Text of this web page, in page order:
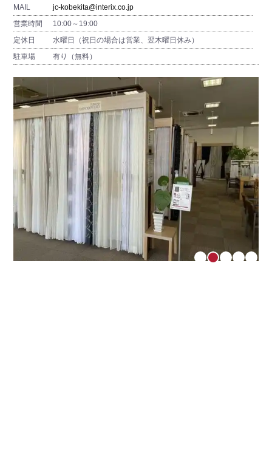
MAIL
jc-kobekita@interix.co.jp
営業時間
10:00～19:00
定休日
水曜日（祝日の場合は営業、翌木曜日休み）
駐車場
有り（無料）